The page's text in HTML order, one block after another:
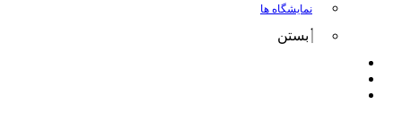
نمایشگاه ها
بستن